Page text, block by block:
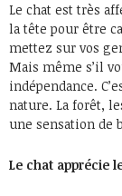
Le chat est très
la tête pour être
mettez sur vos
Mais même s’il
indépendance.
nature. La forêt,
une sensation de
Le chat apprécie